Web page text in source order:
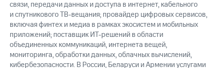
Дивиденды
Рынок
облигаций
Описание
Еврооблигации-2023
Уведомление
связи, передачи данных и доступа в интернет, кабельного
и спутникового ТВ-вещания; провайдер цифровых сервисов,
включая финтех и медиа в рамках экосистем и мобильных
приложений; поставщик ИТ-решений в области
объединенных коммуникаций, интернета вещей,
мониторинга, обработки данных, облачных вычислений,
кибербезопасности. В России, Беларуси и Армении услугами